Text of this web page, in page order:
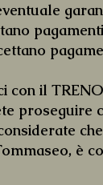
con il
proseguire
è